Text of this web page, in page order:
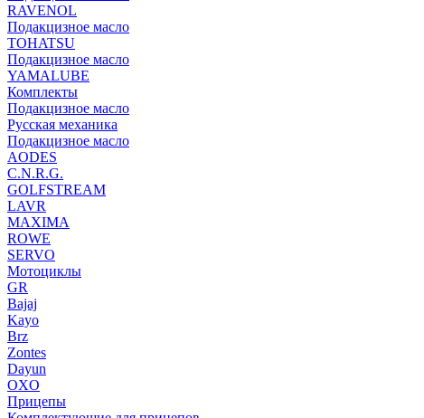
RAVENOL
Подакцизное масло
TOHATSU
Подакцизное масло
YAMALUBE
Комплекты
Подакцизное масло
Русская механика
Подакцизное масло
AODES
C.N.R.G.
GOLFSTREAM
LAVR
MAXIMA
ROWE
SERVO
Мотоциклы
GR
Bajaj
Kayo
Brz
Zontes
Dayun
OXO
Прицепы